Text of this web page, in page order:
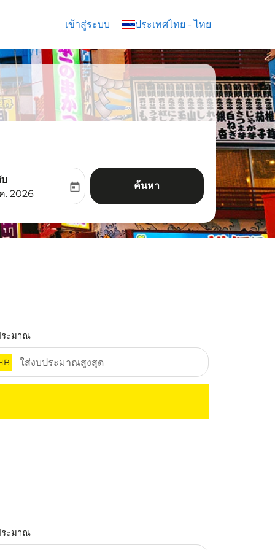
เข้าสู่ระบบ ประเทศไทย - ไทย
keyboard_arrow_down
labelreturn-date-aria-label
. 2026
today ค้นหา
ะมาณ
ะมาณ